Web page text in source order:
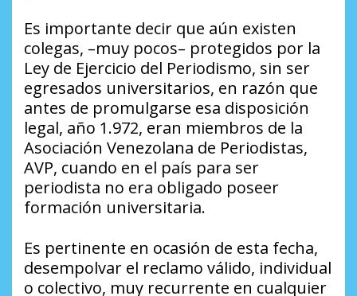
Es importante decir que aún existen
colegas, –muy pocos– protegidos por la
Ley de Ejercicio del Periodismo, sin ser
egresados universitarios, en razón que
antes de promulgarse esa disposición
legal, año 1.972, eran miembros de la
Asociación Venezolana de Periodistas,
AVP, cuando en el país para ser
periodista no era obligado poseer
formación universitaria.
Es pertinente en ocasión de esta fecha,
desempolvar el reclamo válido, individual
o colectivo, muy recurrente en cualquier